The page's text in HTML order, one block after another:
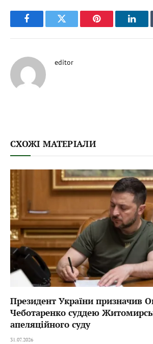
FacebookTwitter Pinterest
editor
СХОЖІ МАТЕРІАЛИ
Президент України призначив
Чеботаренко суддею
апеляційного суду
31.07.2026